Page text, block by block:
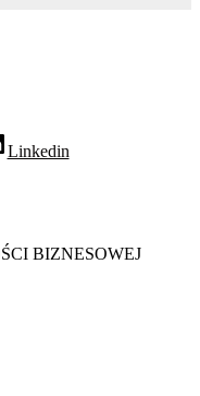
Linkedin
BIZNESOWEJ